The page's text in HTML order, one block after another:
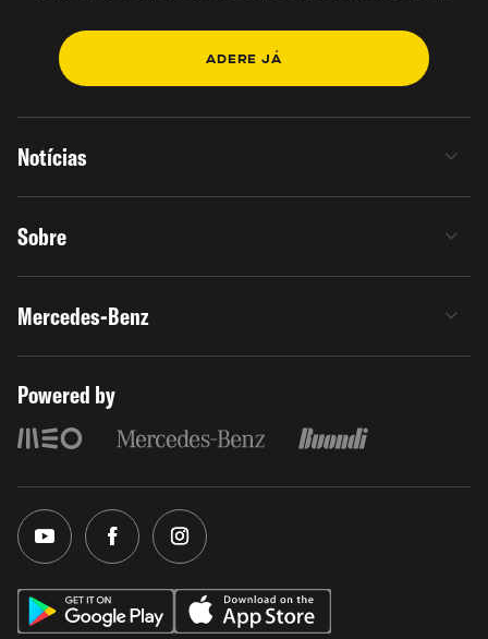
ADERE JÁ
Notícias
Sobre
Mercedes-Benz
Powered by